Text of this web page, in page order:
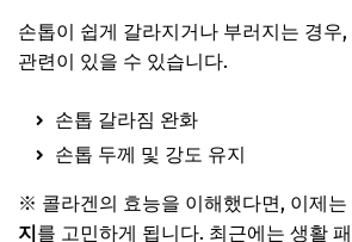
손톱이 쉽게 갈라지거나 부러지는 경우
관련이 있을 수 있습니다.
손톱 갈라짐 완화
손톱 두께 및 강도 유지
※ 콜라겐의 효능을 이해했다면, 이제는
지를 고민하게 됩니다. 최근에는 생활